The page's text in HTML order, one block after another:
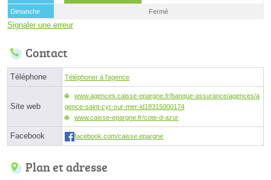
Dimanche
Fermé
Signaler une erreur
Contact
Téléphone Téléphoner à l'agence
Site web
www.agences.caisse-epargne.fr/banque-assurance/agences/a
gence-saint-cyr-sur-mer-id18315000174
www.caisse-epargne.fr/cote-d-azur
Facebook facebook.com/caisse.epargne
Plan et adresse